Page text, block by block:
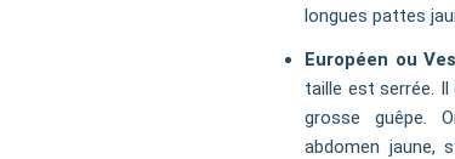
longues pattes
Européen ou
taille est serrée.
grosse guêpe.
abdomen